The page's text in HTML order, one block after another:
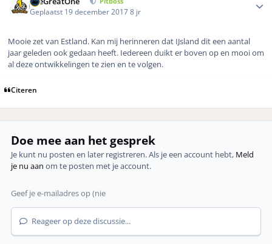
Geplaatst 19 december 20178 jr
Mooie zet van Estland. Kan mij herinneren dat IJsland dit een aantal
jaar geleden ook gedaan heeft. Iedereen duikt er boven op en mooi om
al deze ontwikkelingen te zien en te volgen.
Citeren
Doe mee aan het gesprek
Je kunt nu posten en later registreren. Als je een account hebt, Meld
je nu aan om te posten met je account.
Reageer op deze discussie...